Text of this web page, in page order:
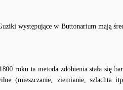
występujące w Buttonarium mają
roku ta metoda zdobienia stała się
(mieszczanie, ziemianie, szlachta